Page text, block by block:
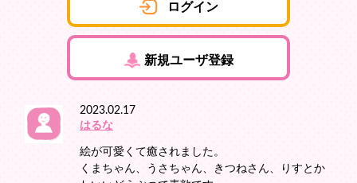
ログイン
新規ユーザ登録
2023.02.17
はるな
絵が可愛くて癒されました。
くまちゃん、うさちゃん、きつねさん、りすとか